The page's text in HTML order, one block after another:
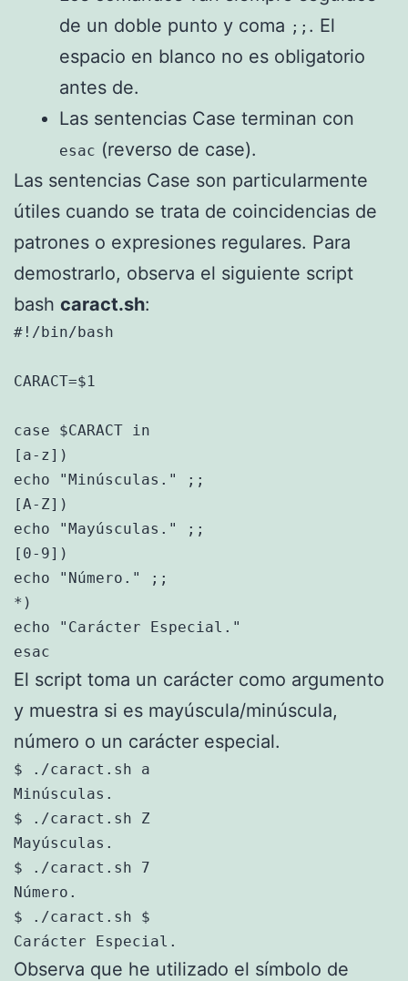
de un doble punto y coma ;; . El
espacio en blanco no es obligatorio
antes de.
Las sentencias Case terminan con
esac (reverso de case).
Las sentencias Case son particularmente
útiles cuando se trata de coincidencias de
patrones o expresiones regulares. Para
demostrarlo, observa el siguiente script
bash caract.sh:
#!/bin/bash
CARACT=$1
case $CARACT in
[a-z])
echo "Minúsculas." ;;
[A-Z])
echo "Mayúsculas." ;;
[0-9])
echo "Número." ;;
*)
echo "Carácter Especial."
esac
El script toma un carácter como argumento
y muestra si es mayúscula/minúscula,
número o un carácter especial.
$ ./caract.sh a
Minúsculas.
$ ./caract.sh Z
Mayúsculas.
$ ./caract.sh 7
Número.
$ ./caract.sh $
Carácter Especial.
Observa que he utilizado el símbolo de